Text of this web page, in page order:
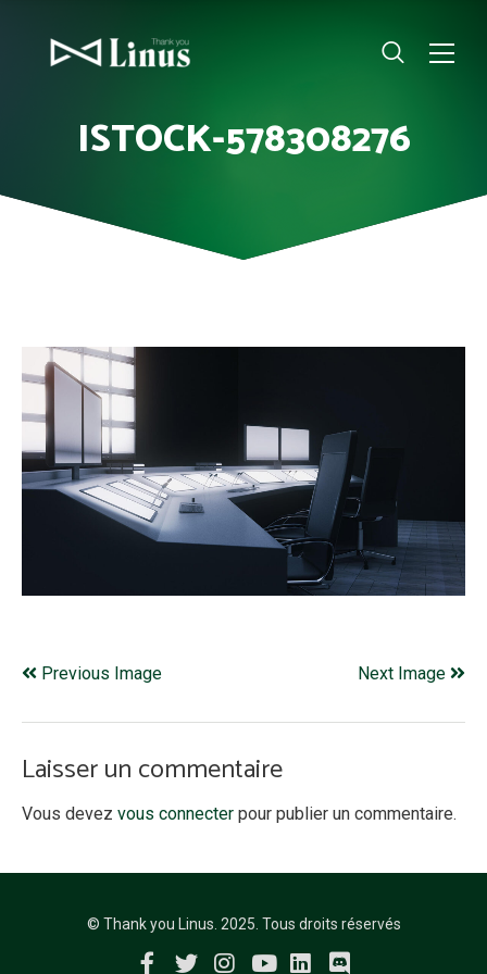
ISTOCK-578308276
Previous Image Next Image
Laisser un commentaire
Vous devez vous connecter pour publier un commentaire.
© Thank you Linus. 2025. Tous droits réservés